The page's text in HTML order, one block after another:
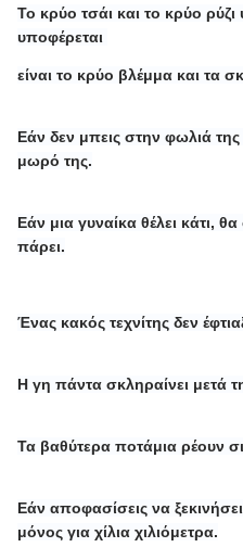
Το κρύο τσάι και το κρύο
υποφέρεται
είναι το κρύο βλέμμα και τα
Εάν δεν μπεις στην φωλιά της
μωρό της.
Εάν μια γυναίκα θέλει κάτι,
πάρει.
Ένας κακός τεχνίτης δεν
Η γη πάντα σκληραίνει μετά
Τα βαθύτερα ποτάμια ρέουν
Εάν αποφασίσεις να
μόνος για χίλια χιλιόμετρα.